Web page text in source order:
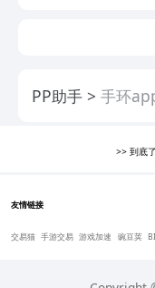
PP助手 手环
>> 到底
友情链接
交易猫 手游交易 游戏加速 豌豆荚